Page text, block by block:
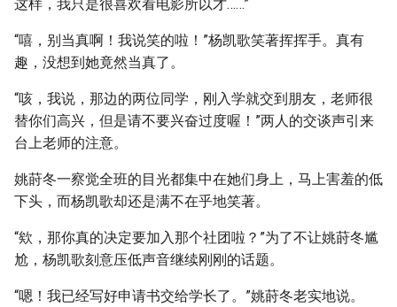
这样，我只是很喜欢看电影所以才……”
“嘻，别当真啊！我说笑的啦！”杨凯歌笑著挥挥手。真有
趣，没想到她竟然当真了。
“咳，我说，那边的两位同学，刚入学就交到朋友，老师很
替你们高兴，但是请不要兴奋过度喔！”两人的交谈声引来
台上老师的注意。
姚莳冬一察觉全班的目光都集中在她们身上，马上害羞的低
下头，而杨凯歌却还是满不在乎地笑著。
“欸，那你真的决定要加入那个社团啦？”为了不让姚莳冬尴
尬，杨凯歌刻意压低声音继续刚刚的话题。
“嗯！我已经写好申请书交给学长了。”姚莳冬老实地说。